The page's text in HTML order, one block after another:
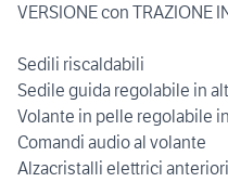
VERSIONE con TRAZIONE
Sedili riscaldabili
Sedile guida regolabile in
Volante in pelle regolabile
Comandi audio al volante
Alzacristalli elettrici